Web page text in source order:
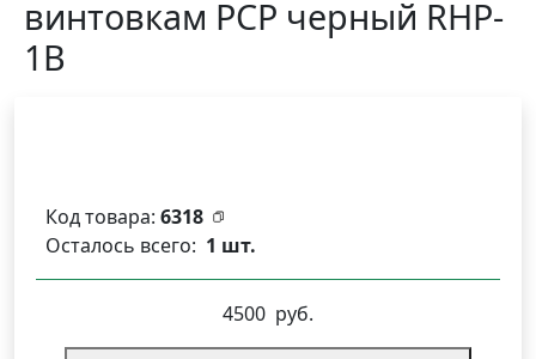
винтовкам PCP черный RHP-
1B
Код товара: 6318
Осталось всего: 1 шт.
4500 руб.